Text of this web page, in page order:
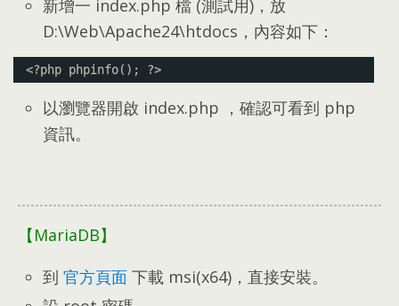
新增一 index.php 檔 (測試用)， 放
D:\Web\Apache24\htdocs ， 內容如下 ：
<?php phpinfo(); ?>
以瀏覽器開啟 index.php ，確認可看到 php
資訊。
【MariaDB】
到 官方頁面 下載 msi(x64)， 直接安裝。